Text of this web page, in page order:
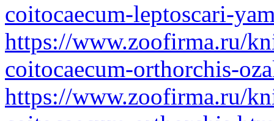
coitocaecum-leptoscari-
https://www.zoofirma.ru/
coitocaecum-orthorchis-
https://www.zoofirma.ru/